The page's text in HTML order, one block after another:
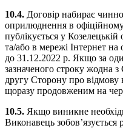
10.4. Договір набирає
оприлюднення в
публікується у Козелецькій
та/або в мережі Інтернет на
до 31.12.2022 р. Якщо за
зазначеного строку жодна
другу Сторону про відмову
щоразу продовженим на
10.5. Якщо виникне
Виконавець зобов’язується